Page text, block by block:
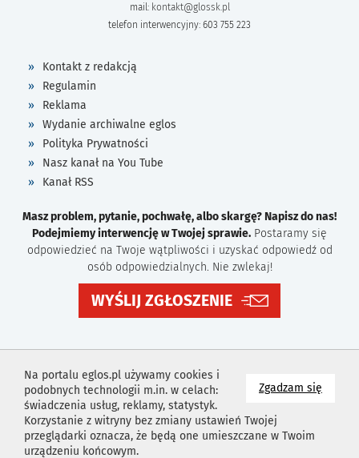
Zgadzam się
Na portalu eglos.pl używamy cookies i
podobnych technologii m.in. w celach:
świadczenia usług, reklamy, statystyk.
Korzystanie z witryny bez zmiany ustawień Twojej
przeglądarki oznacza, że będą one umieszczane w Twoim
urządzeniu końcowym.
mail: kontakt@glossk.pl
telefon interwencyjny: 603 755 223
Kontakt z redakcją
Regulamin
Reklama
Wydanie archiwalne eglos
Polityka Prywatności
Nasz kanał na You Tube
Kanał RSS
Masz problem, pytanie, pochwałę, albo skargę? Napisz do nas!
Podejmiemy interwencję w Twojej sprawie. Postaramy się
odpowiedzieć na Twoje wątpliwości i uzyskać odpowiedź od
osób odpowiedzialnych. Nie zwlekaj!
WYŚLIJ ZGŁOSZENIE
Projekt i wykonanie